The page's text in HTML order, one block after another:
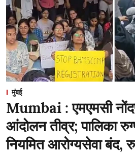
मुंबई
Mumbai : एमएमसी
आंदोलन तीव्र; पालिका
नियमित आरोग्यसेवा बंद,